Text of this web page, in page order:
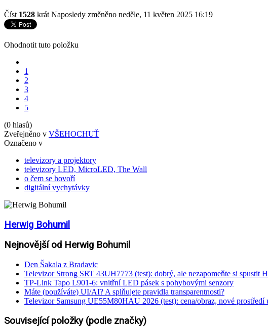
Číst 1528 krát Naposledy změněno neděle, 11 květen 2025 16:19
Ohodnotit tuto položku
1
2
3
4
5
(0 hlasů)
Zveřejněno v VŠEHOCHUŤ
Označeno v
televizory a projektory
televizory LED, MicroLED, The Wall
o čem se hovoří
digitální vychytávky
Herwig Bohumil
Nejnovější od Herwig Bohumil
Den Šakala z Bradavic
Televizor Strong SRT 43UH7773 (test): dobrý, ale nezapomeňte si spustit
TP-Link Tapo L901-6: vnitřní LED pásek s pohybovými senzory
Máte (používáte) UI/AI? A splňujete pravidla transparentnosti?
Televizor Samsung UE55M80HAU 2026 (test): cena/obraz, nové prostředí
Související položky (podle značky)